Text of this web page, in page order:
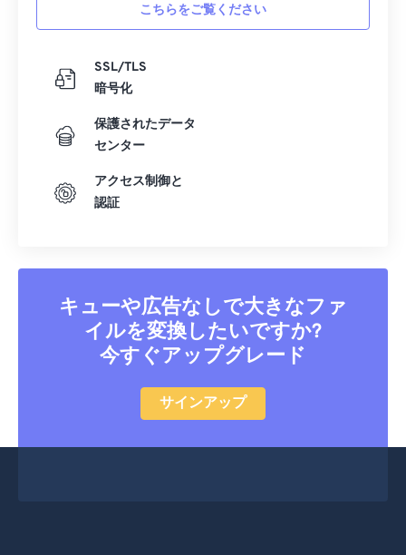
こちらをご覧ください
SSL/TLS
暗号化
保護されたデータ
センター
アクセス制御と
認証
キューや広告なしで大きなファ
イルを変換したいですか?
今すぐアップグレード
サインアップ